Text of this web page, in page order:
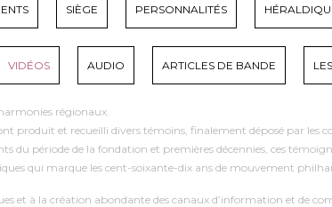
SIÈGE PERSONNALITÉS
VIDÉOS AUDIO ARTICLES DE BANDE
régionaux.
produit et recueilli divers témoins, finalement déposé par les
du période de la fondation et premières décennies, ces
qui marque les cent-soixante-dix ans de mouvement
et à la création abondante des canaux d’information et de